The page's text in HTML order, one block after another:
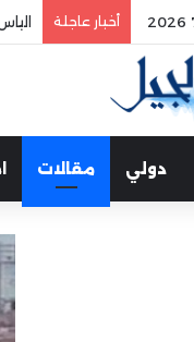
أخبار عاجلة
دولي مقالات